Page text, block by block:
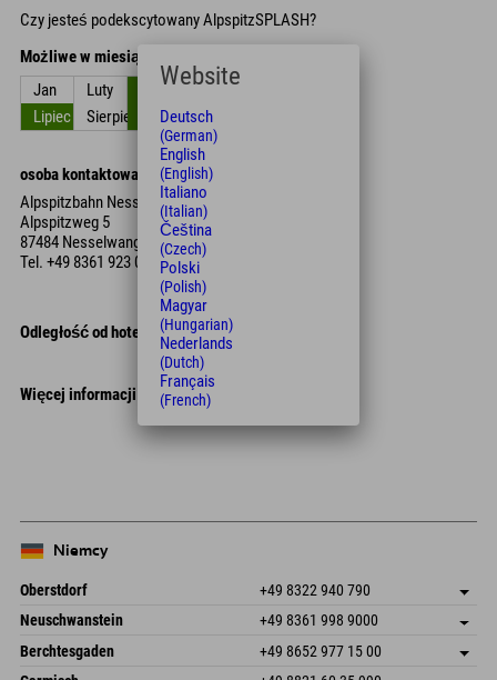
Czy jesteś podekscytowany AlpspitzSPLASH?
Możliwe w miesiącach
Jan
Luty Zniszczyćkwiecień
Lipiec
Sierpień WrzesieńPaździernik
osoba kontaktowa
Alpspitzbahn Nesselwang
Alpspitzweg 5
87484 Nesselwang
Tel. +49 8361 923 040
Odległość od hotelu
Więcej informacji
Leaflet| Map data © OpenStreetMap contributors
Niemcy
Oberstdorf +49 8322 940 790
An der Breitach 3
Niemcy
Zapisz adres
Książka
Neuschwanstein +49 8361 998 9000
An der Riese 45
87484 Nesselwang im Allgäu
Zapisz adres
Informacje o przyjeździe
Berchtesgaden +49 8652 977 15 00
Hofreitstr. 7
Zapisz adres
Website
Deutsch
(German)
English
(English)
Italiano
(Italian)
Čeština
(Czech)
Polski
(Polish)
Magyar
(Hungarian)
Nederlands
(Dutch)
Français
(French)